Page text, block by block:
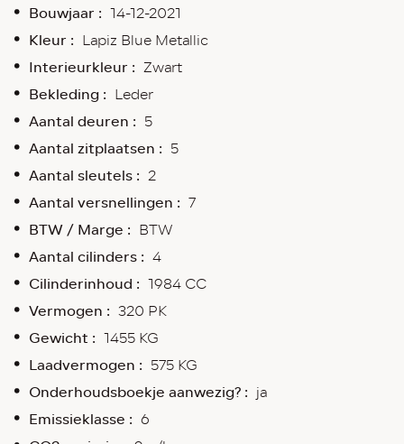
Bouwjaar : 14-12-2021
Kleur : Lapiz Blue Metallic
Interieurkleur : Zwart
Bekleding : Leder
Aantal deuren : 5
Aantal zitplaatsen : 5
Aantal sleutels : 2
Aantal versnellingen : 7
BTW / Marge : BTW
Aantal cilinders : 4
Cilinderinhoud : 1984 CC
Vermogen : 320 PK
Gewicht : 1455 KG
Laadvermogen : 575 KG
Onderhoudsboekje aanwezig? : ja
Emissieklasse : 6